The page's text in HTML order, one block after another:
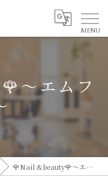
〜エムフ
🌹Nail &beauty🌹〜エムフルール〜